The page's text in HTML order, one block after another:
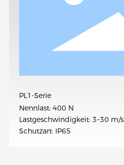
PL1-Serie
Nennlast: 400 N
Lastgeschwindigkeit: 3–30 m/s
Schutzart: IP65